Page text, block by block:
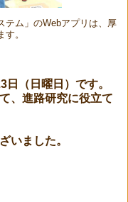
ム」のWebアプリは、厚
。
（日曜日）です。
、進路研究に役立て
いました。